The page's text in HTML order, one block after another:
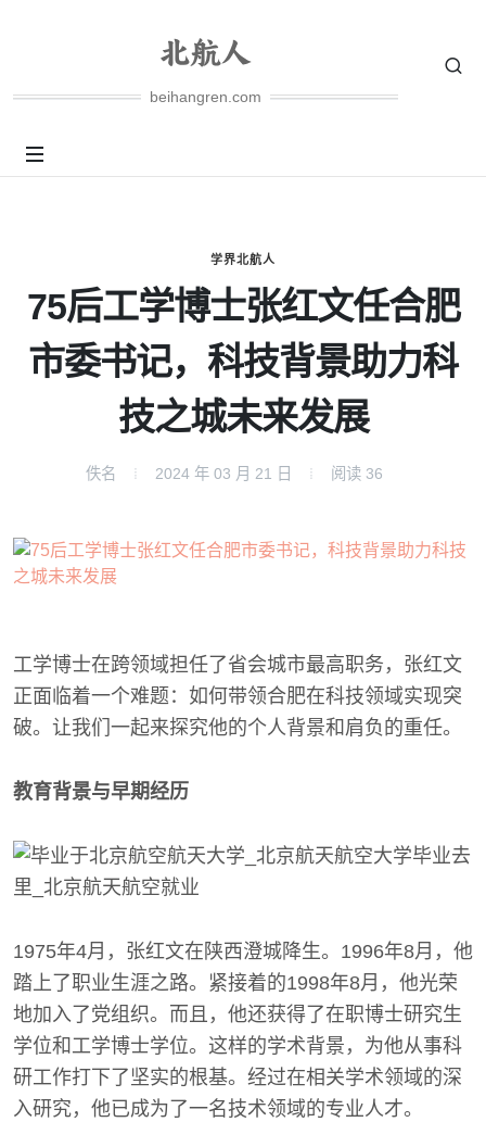
beihangren.com
学界北航人
75后工学博士张红文任合肥
市委书记，科技背景助力科
技之城未来发展
佚名 2024 年 03 月 21 日 阅读 36
工学博士在跨领域担任了省会城市最高职务，张红文
正面临着一个难题：如何带领合肥在科技领域实现突
破。让我们一起来探究他的个人背景和肩负的重任。
教育背景与早期经历
1975年4月，张红文在陕西澄城降生。1996年8月，他
踏上了职业生涯之路。紧接着的1998年8月，他光荣
地加入了党组织。而且，他还获得了在职博士研究生
学位和工学博士学位。这样的学术背景，为他从事科
研工作打下了坚实的根基。经过在相关学术领域的深
入研究，他已成为了一名技术领域的专业人才。